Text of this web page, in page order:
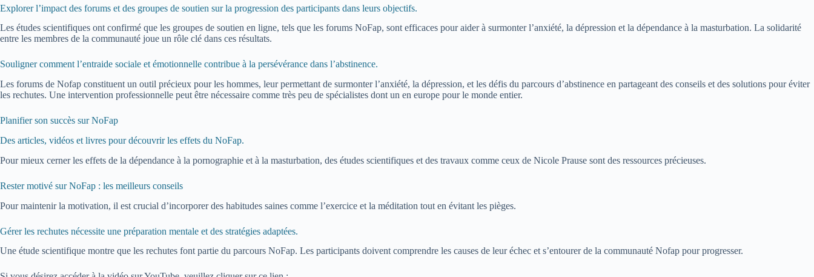
Explorer l’impact des forums et des groupes de soutien sur la progression des participants dans leurs objectifs.
Les études scientifiques ont confirmé que les groupes de soutien en ligne, tels que les forums NoFap, sont efficaces pour aider à surmonter l’anxiété, la dépression et la dépendance à la masturbation. La solidarité
entre les membres de la communauté joue un rôle clé dans ces résultats.
Souligner comment l’entraide sociale et émotionnelle contribue à la persévérance dans l’abstinence.
Les forums de Nofap constituent un outil précieux pour les hommes, leur permettant de surmonter l’anxiété, la dépression, et les défis du parcours d’abstinence en partageant des conseils et des solutions pour éviter
les rechutes. Une intervention professionnelle peut être nécessaire comme très peu de spécialistes dont un en europe pour le monde entier.
Planifier son succès sur NoFap
Des articles, vidéos et livres pour découvrir les effets du NoFap.
Pour mieux cerner les effets de la dépendance à la pornographie et à la masturbation, des études scientifiques et des travaux comme ceux de Nicole Prause sont des ressources précieuses.
Rester motivé sur NoFap : les meilleurs conseils
Pour maintenir la motivation, il est crucial d’incorporer des habitudes saines comme l’exercice et la méditation tout en évitant les pièges.
Gérer les rechutes nécessite une préparation mentale et des stratégies adaptées.
Une étude scientifique montre que les rechutes font partie du parcours NoFap. Les participants doivent comprendre les causes de leur échec et s’entourer de la communauté Nofap pour progresser.